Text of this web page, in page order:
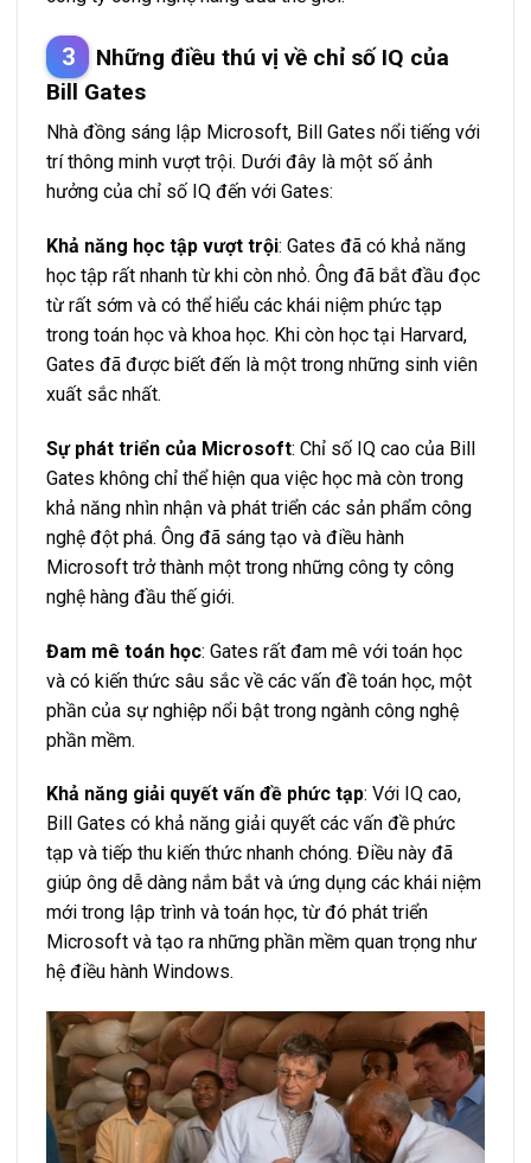
Những điều thú vị về chỉ số IQ của
Bill Gates
Nhà đồng sáng lập Microsoft, Bill Gates nổi tiếng với
trí thông minh vượt trội. Dưới đây là một số ảnh
hưởng của chỉ số IQ đến với Gates:
Khả năng học tập vượt trội: Gates đã có khả năng
học tập rất nhanh từ khi còn nhỏ. Ông đã bắt đầu đọc
từ rất sớm và có thể hiểu các khái niệm phức tạp
trong toán học và khoa học. Khi còn học tại Harvard,
Gates đã được biết đến là một trong những sinh viên
xuất sắc nhất.
Sự phát triển của Microsoft: Chỉ số IQ cao của Bill
Gates không chỉ thể hiện qua việc học mà còn trong
khả năng nhìn nhận và phát triển các sản phẩm công
nghệ đột phá. Ông đã sáng tạo và điều hành
Microsoft trở thành một trong những công ty công
nghệ hàng đầu thế giới.
Đam mê toán học: Gates rất đam mê với toán học
và có kiến thức sâu sắc về các vấn đề toán học, một
phần của sự nghiệp nổi bật trong ngành công nghệ
phần mềm.
Khả năng giải quyết vấn đề phức tạp: Với IQ cao,
Bill Gates có khả năng giải quyết các vấn đề phức
tạp và tiếp thu kiến thức nhanh chóng. Điều này đã
giúp ông dễ dàng nắm bắt và ứng dụng các khái niệm
mới trong lập trình và toán học, từ đó phát triển
Microsoft và tạo ra những phần mềm quan trọng như
hệ điều hành Windows.